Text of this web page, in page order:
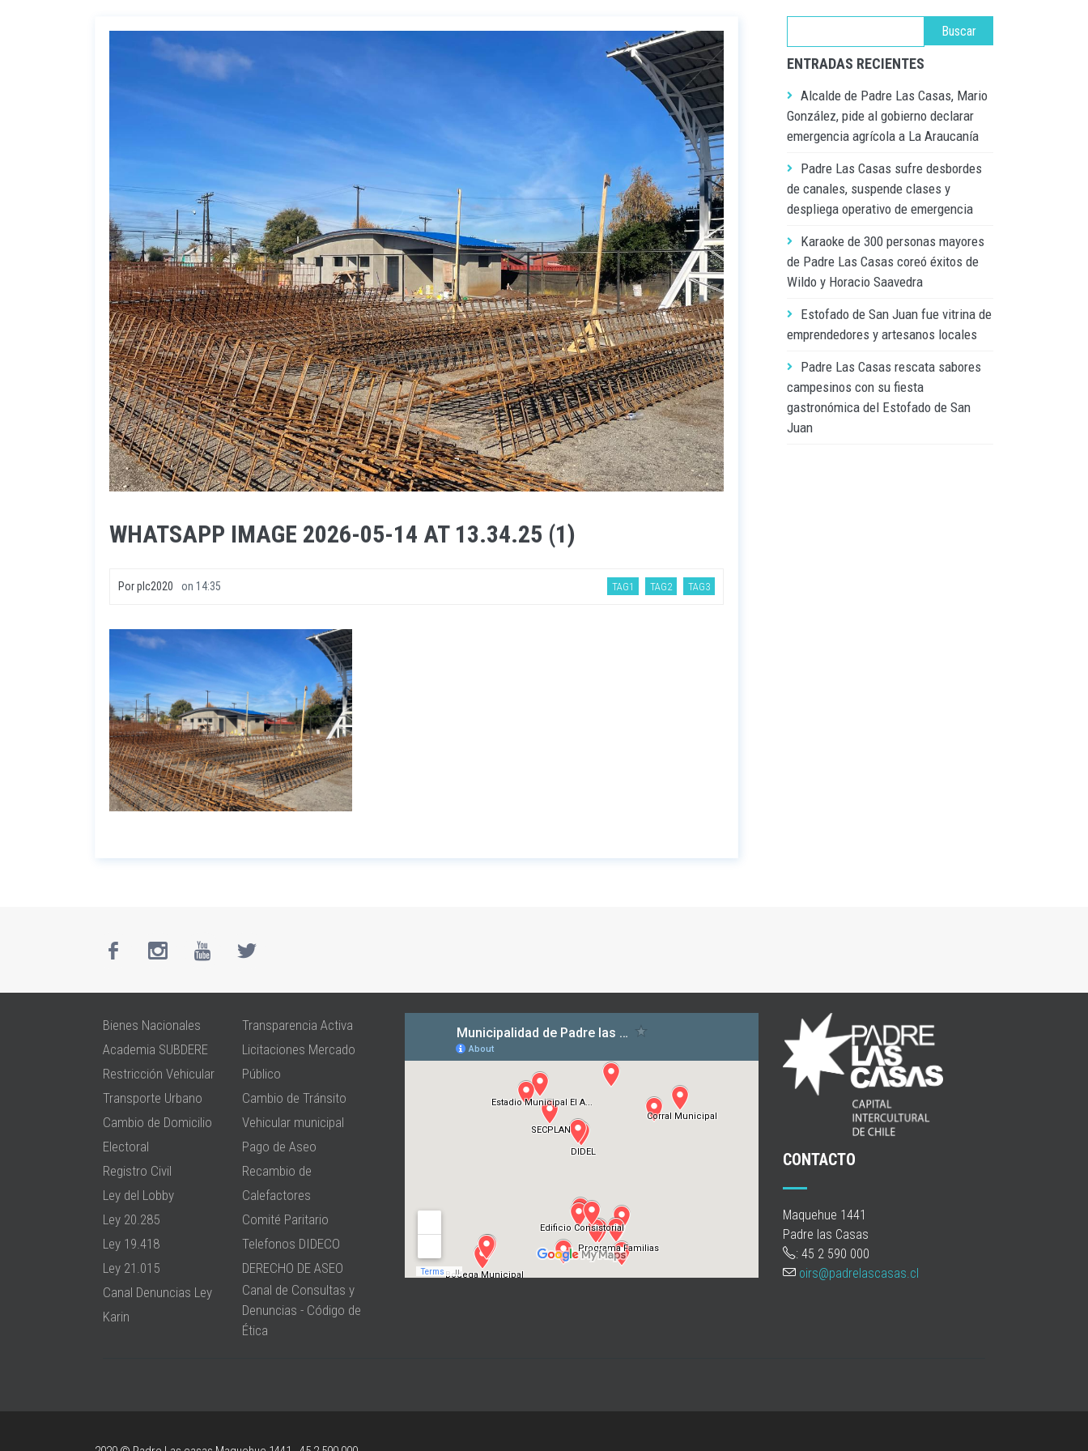
WHATSAPP IMAGE 2026-05-14 AT 13.34.25 (1)
Porplc2020 on 14:35 TAG1 TAG2 TAG3
ENTRADAS RECIENTES
Alcalde de Padre Las Casas, Mario
González, pide al gobierno declarar
emergencia agrícola a La Araucanía
Padre Las Casas sufre desbordes
de canales, suspende clases y
despliega operativo de emergencia
Karaoke de 300 personas mayores
de Padre Las Casas coreó éxitos de
Wildo y Horacio Saavedra
Estofado de San Juan fue vitrina de
emprendedores y artesanos locales
Padre Las Casas rescata sabores
campesinos con su fiesta
gastronómica del Estofado de San
Juan
Bienes Nacionales
Academia SUBDERE
Restricción Vehicular
Transporte Urbano
Cambio de Domicilio
Electoral
Registro Civil
Ley del Lobby
Ley 20.285
Ley 19.418
Ley 21.015
Canal Denuncias Ley
Karin
Transparencia Activa
Licitaciones Mercado
Público
Cambio de Tránsito
Vehicular municipal
Pago de Aseo
Recambio de
Calefactores
Comité Paritario
Telefonos DIDECO
DERECHO DE ASEO
Canal de Consultas y
Denuncias - Código de
Ética
CONTACTO
Maquehue 1441
Padre las Casas
: 45 2 590 000
oirs@padrelascasas.cl